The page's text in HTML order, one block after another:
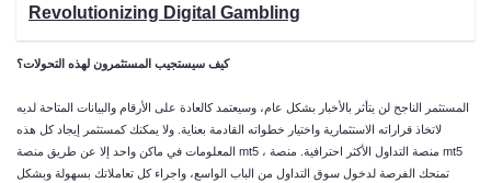
Revolutionizing Digital Gambling
كيف سيستجيب المستثمرون لهذه التحولات؟
المستثمر الناجح لن يتأثر بالأخبار بشكل عام، وسيعتمد كالعادة على الأرقام والبيانات المتاحة لديه
لاتخاذ قراراته الاستثمارية واختيار خطواته القادمة بعناية. ولا يمكنك كمستثمر إيجاد كل هذه
mt5
mt5
تمنحك الفرصة لدخول سوق التداول من الباب الواسع، واجراء كل تعاملاتك بسهولة وبشكل